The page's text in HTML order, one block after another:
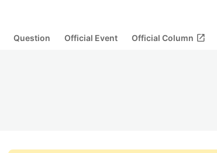
Question Official Event Official Column open_in_new